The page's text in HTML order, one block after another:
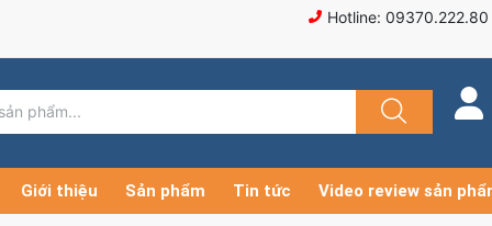
Hotline:
Giới thiệu Sản phẩm Tin tức Video review sản